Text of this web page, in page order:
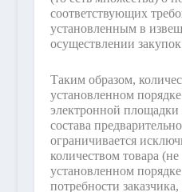
соответствующих
установленным в
осуществлении
Таким образом,
установленном
электронной площадки
состава
ограничивается
количеством товара
установленном
потребности